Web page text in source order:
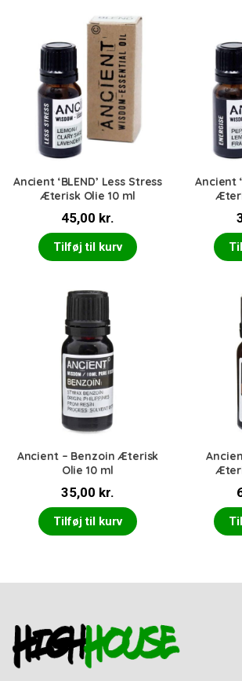
Ancient ‘BLEND’ Less Stress
Æterisk Olie 10 ml
45,00 kr.
Tilføj til kurv
Ancient
Ancient – Benzoin Æterisk
Olie 10 ml
35,00 kr.
Tilføj til kurv